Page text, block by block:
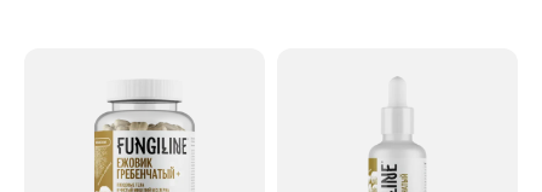
Здоровое пищеварение
Здоровый микробиом
Здоровье легких